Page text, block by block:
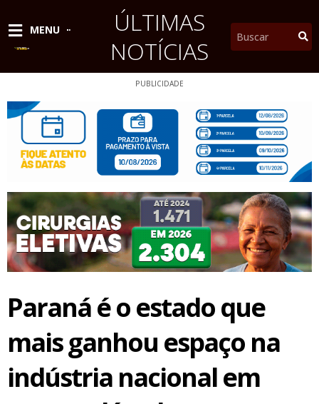
conteúdo
MENU
ÚLTIMAS
NOTÍCIAS
Pesquisar
PUBLICIDADE
Paraná é o estado que
mais ganhou espaço na
indústria nacional em